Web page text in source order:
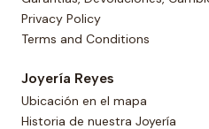
Privacy Policy
Terms and Conditions
Joyería Reyes
Ubicación en el mapa
Historia de nuestra Joyería